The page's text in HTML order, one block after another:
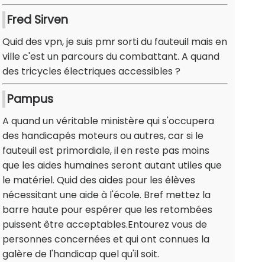
Fred Sirven
Quid des vpn, je suis pmr sorti du fauteuil mais en
ville c'est un parcours du combattant. A quand
des tricycles électriques accessibles ?
Pampus
A quand un véritable ministère qui s'occupera
des handicapés moteurs ou autres, car si le
fauteuil est primordiale, il en reste pas moins
que les aides humaines seront autant utiles que
le matériel. Quid des aides pour les élèves
nécessitant une aide à l'école. Bref mettez la
barre haute pour espérer que les retombées
puissent être acceptables.Entourez vous de
personnes concernées et qui ont connues la
galère de l'handicap quel qu'il soit.